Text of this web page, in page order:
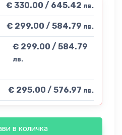
€ 330.00 / 645.42 лв.
€ 299.00 / 584.79 лв.
€ 299.00 / 584.79
лв.
€ 295.00 / 576.97 лв.
в количка